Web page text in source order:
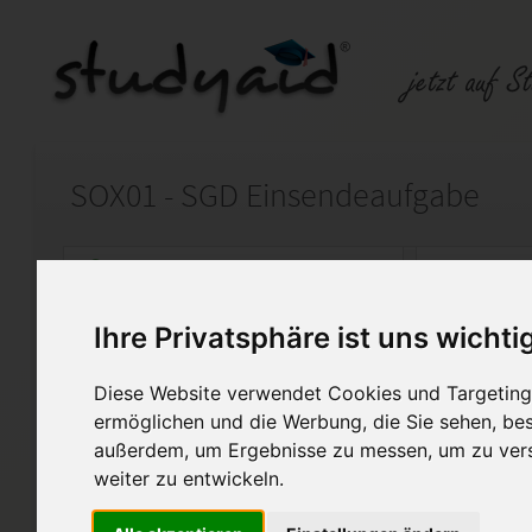
Ihre Privatsphäre ist uns
Diese Website verwendet Cookies und
ermöglichen und die Werbung, die Sie sehen,
außerdem, um Ergebnisse zu messen, um zu
weiter zu entwickeln.
SOX01 - SGD Einsendeaufgabe
Auf StudyAid.de verkaufen
Startseite Technik und Informatik
Solid Edge Grundlagen
Ich habe meine Prüfung
Maschinenbautechniker